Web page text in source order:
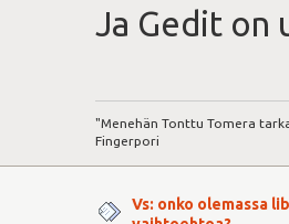
Ja Gedit on
"Menehän Tonttu Tomera
Fingerpori
Vs: onko olemassa